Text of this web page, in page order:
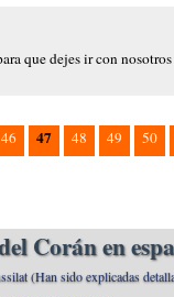
que dejes ir con
46 47 48 49 50
Corán en
(Han sido explicadas